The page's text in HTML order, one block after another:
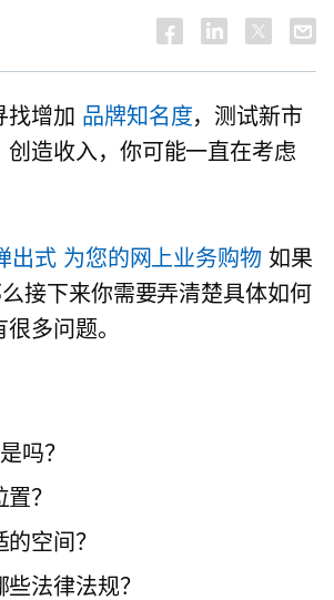
找增加 品牌知名度，测试新市
创造收入，你可能一直在考虑
出式为您的网上业务购物 如果
么接下来你需要弄清楚具体如何
多问题。
吗？
？
空间？
法律法规？